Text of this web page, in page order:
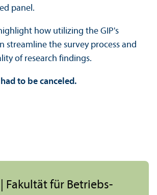
panel.
how utilizing the GIP's
streamline the survey process and
of research findings.
to be canceled.
Fakultät für Betriebs­